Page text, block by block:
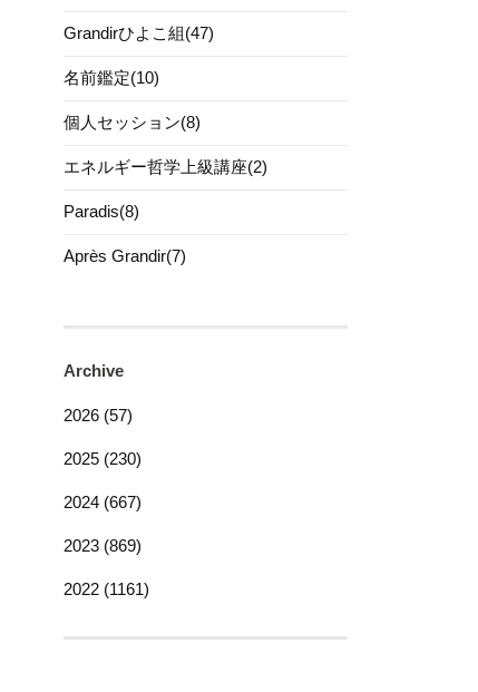
Grandirひよこ組(47)
名前鑑定(10)
個人セッション(8)
エネルギー哲学上級講座(2)
Paradis(8)
Après Grandir(7)
Archive
2026 (57)
2025 (230)
2024 (667)
2023 (869)
2022 (1161)